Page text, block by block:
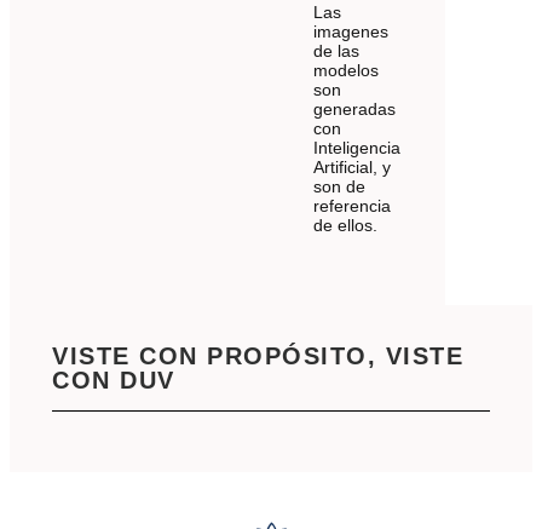
Las
imagenes
de las
modelos
son
generadas
con
Inteligencia
Artificial, y
son de
referencia
de ellos.
VISTE CON PROPÓSITO, VISTE
CON DUV